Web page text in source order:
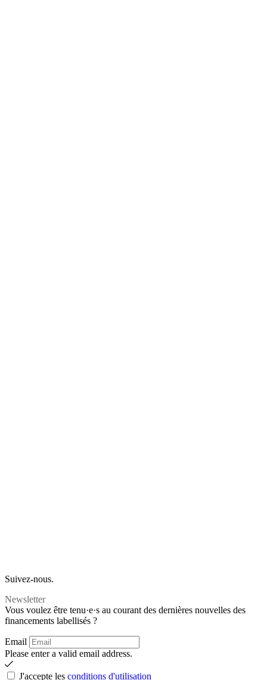
Suivez-nous.
Newsletter
Vous voulez être tenu·e·s au courant des dernières nouvelles des
financements labellisés ?
Email
Please enter a valid email address.
J'accepte les conditions d'utilisation